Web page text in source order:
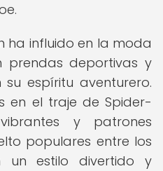
ha influido en la moda
prendas deportivas y
espíritu aventurero.
en el traje de Spider-
y patrones
populares entre los
un estilo divertido y